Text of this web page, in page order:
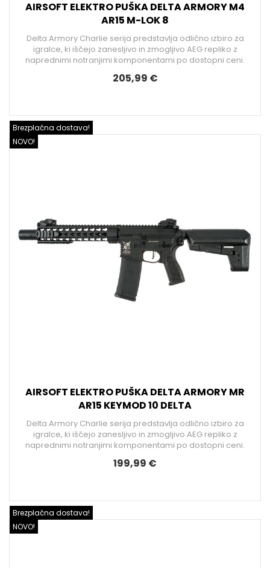
AIRSOFT ELEKTRO PUŠKA DELTA ARMORY M4
AR15 M-LOK 8
Delta Armory Charlie serija predstavlja odlično izbiro za
igralce, ki iščejo zanesljivo in zmogljivo AEG repliko z
naprednimi notranjimi komponentami po dostopni ceni.
205,99 €
NOVO!
Brezplačna dostava!
AIRSOFT ELEKTRO PUŠKA DELTA ARMORY MR
AR15 KEYMOD 10 DELTA
Delta Armory Charlie serija predstavlja odlično izbiro za
igralce, ki iščejo zanesljivo in zmogljivo AEG repliko z
naprednimi notranjimi komponentami po dostopni ceni.
199,99 €
NOVO!
Brezplačna dostava!